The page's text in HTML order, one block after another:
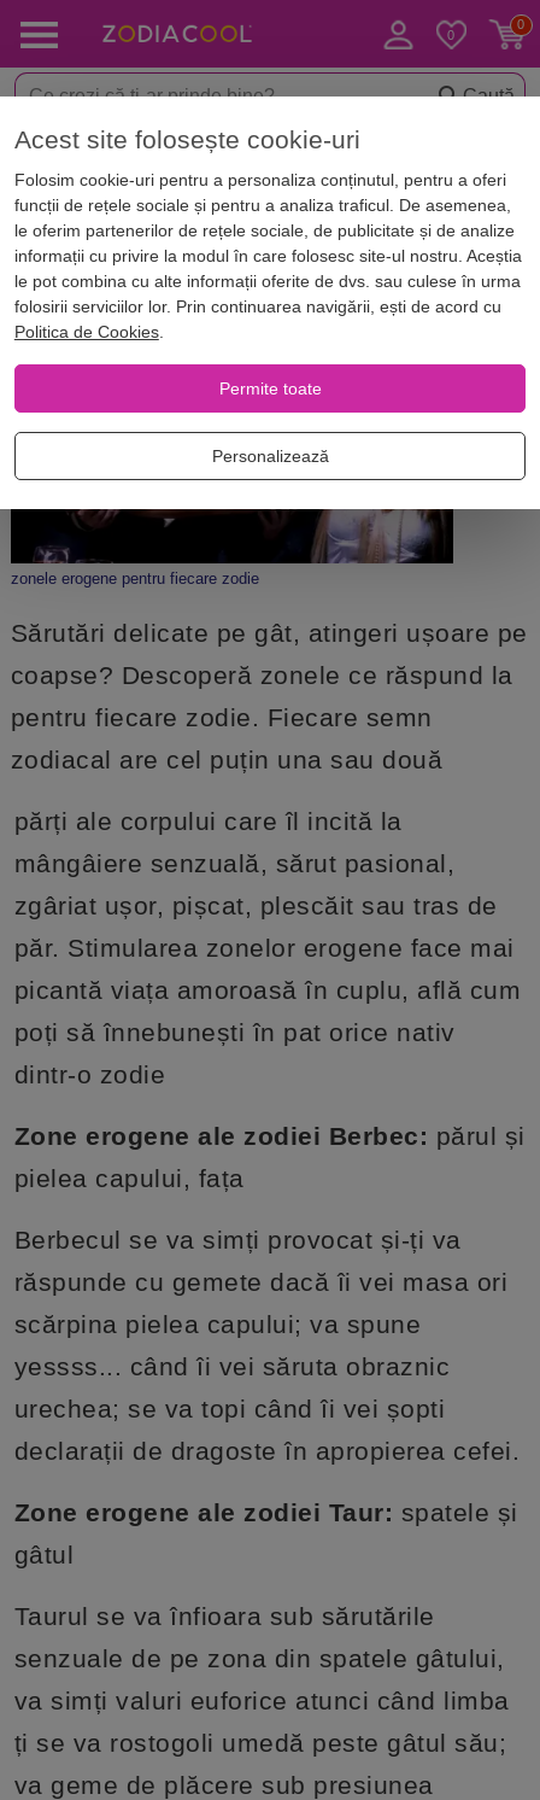
Caută
Acasă Blog Astrologie
Ghid cu cele mai tari ZONE
EROGENE pe care trebuie să le
cunoști
zonele erogene pentru fiecare zodie
Sărutări delicate pe gât, atingeri ușoare pe
coapse? Descoperă zonele ce răspund la
pentru fiecare zodie. Fiecare semn
zodiacal are cel puțin una sau două
părți ale corpului care îl incită la
mângâiere senzuală, sărut pasional,
zgâriat ușor, pișcat, plescăit sau tras de
păr. Stimularea zonelor erogene face mai
picantă viața amoroasă în cuplu, află cum
poți să înnebunești în pat orice nativ
dintr-o zodie
Zone erogene ale zodiei Berbec: părul și
pielea capului, fața
Berbecul se va simți provocat și-ți va
răspunde cu gemete dacă îi vei masa ori
scărpina pielea capului; va spune
yessss... când îi vei săruta obraznic
urechea; se va topi când îi vei șopti
declarații de dragoste în apropierea cefei.
Zone erogene ale zodiei Taur: spatele și
gâtul
Taurul se va înfioara sub sărutările
senzuale de pe zona din spatele gâtului,
va simți valuri euforice atunci când limba
ți se va rostogoli umedă peste gâtul său;
va geme de plăcere sub presiunea
Acest site folosește cookie-uri
Folosim cookie-uri pentru a personaliza conținutul, pentru a oferi
funcții de rețele sociale și pentru a analiza traficul. De asemenea,
le oferim partenerilor de rețele sociale, de publicitate și de analize
informații cu privire la modul în care folosesc site-ul nostru. Aceștia
le pot combina cu alte informații oferite de dvs. sau culese în urma
folosirii serviciilor lor. Prin continuarea navigării, ești de acord cu
Politica de Cookies.
Permite toate
Personalizează